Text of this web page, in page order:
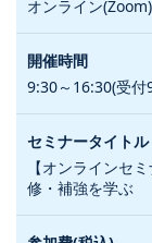
オンライン(Zoom)
9:30～16:30(受付
【オンラインセ
修・補強を学ぶ